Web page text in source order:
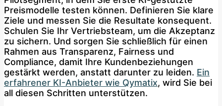
Preismodelle testen können. Definieren Sie klare
Ziele und messen Sie die Resultate konsequent.
Schulen Sie Ihr Vertriebsteam, um die Akzeptanz
zu sichern. Und sorgen Sie schließlich für einen
Rahmen aus Transparenz, Fairness und
Compliance, damit Ihre Kundenbeziehungen
gestärkt werden, anstatt darunter zu leiden. Ein
erfahrener KI-Anbieter wie Qymatix, wird Sie bei
all diesen Schritten unterstützen.